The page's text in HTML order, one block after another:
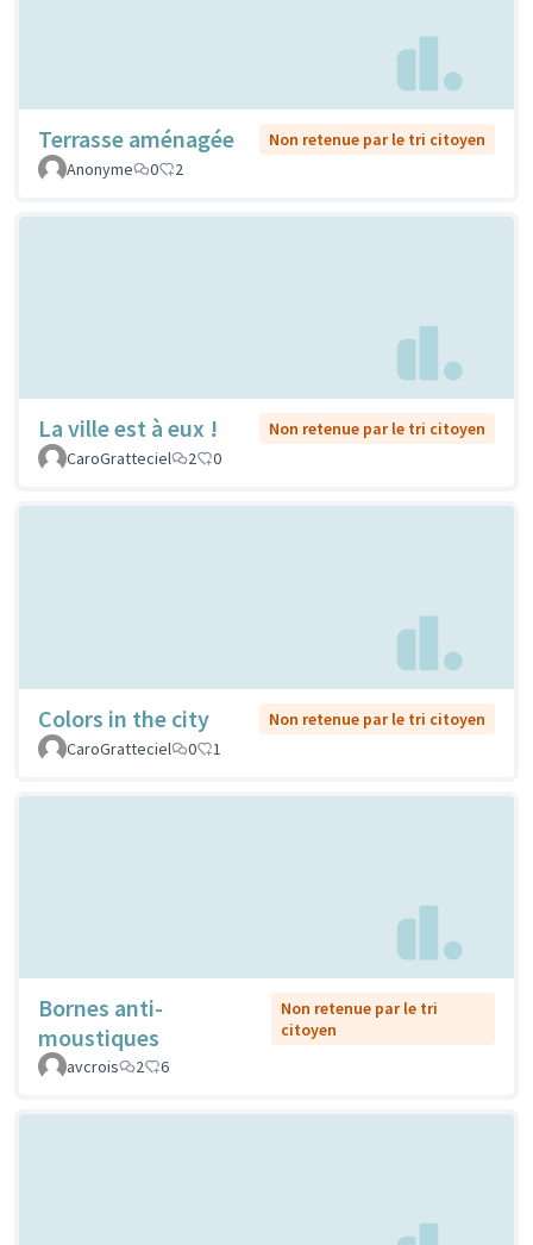
Terrasse aménagée
Non retenue par le tri citoyen
Anonyme
0 2
La ville est à eux !
Non retenue par le tri citoyen
CaroGratteciel
2 0
Colors in the city
Non retenue par le tri citoyen
CaroGratteciel
0 1
Bornes anti-
moustiques
Non retenue par le tri
citoyen
avcrois
2 6